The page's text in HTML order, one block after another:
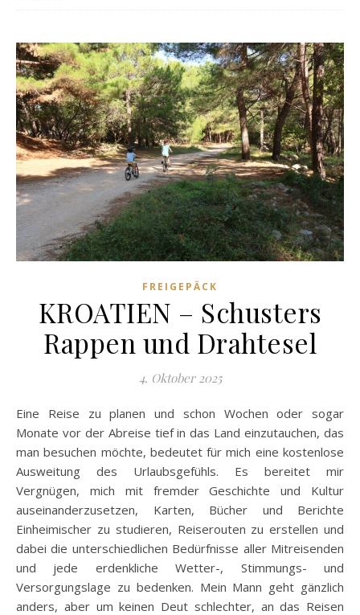
FREIGEPÄCK
KROATIEN – Schusters
Rappen und Drahtesel
4. Oktober 2025
Eine Reise zu planen und schon Wochen oder sogar
Monate vor der Abreise tief in das Land einzutauchen, das
man besuchen möchte, bedeutet für mich eine kostenlose
Ausweitung des Urlaubsgefühls. Es bereitet mir
Vergnügen, mich mit fremder Geschichte und Kultur
auseinanderzusetzen, Karten, Bücher und Berichte
Einheimischer zu studieren, Reiserouten zu erstellen und
dabei die unterschiedlichen Bedürfnisse aller Mitreisenden
und jede erdenkliche Wetter-, Stimmungs- und
Versorgungslage zu bedenken. Mein Mann geht gänzlich
anders, aber um keinen Deut schlechter, an das Reisen